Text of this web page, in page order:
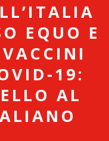
EQUO E
19:
AL